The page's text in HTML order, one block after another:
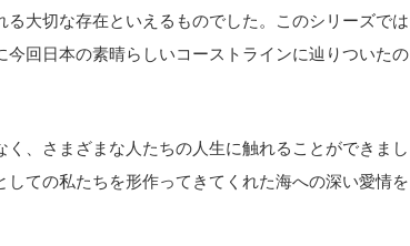
大切な存在といえるものでした。このシリーズでは
回日本の素晴らしいコーストラインに辿りついたの
、さまざまな人たちの人生に触れることができまし
ての私たちを形作ってきてくれた海への深い愛情を